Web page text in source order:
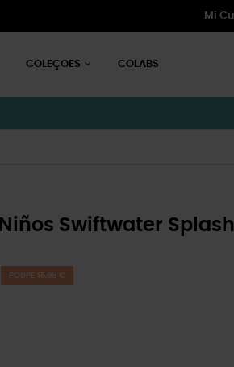
Mi
COLEÇOES COLABS
Swiftwater
POUPE 15,96 €